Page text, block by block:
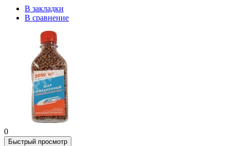
В закладки
В сравнение
0
Быстрый просмотр